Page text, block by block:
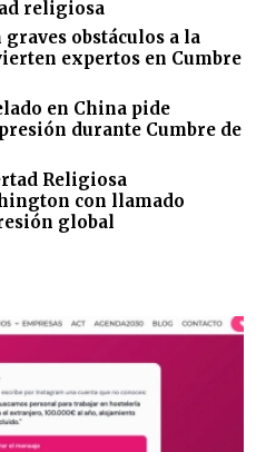
religiosa
obstáculos a la
expertos en Cumbre
en China pide
durante Cumbre de
Religiosa
con llamado
global